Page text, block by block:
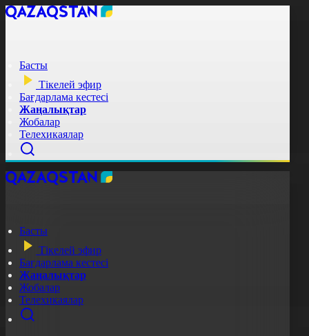
Басты
Тікелей эфир
Бағдарлама кестесі
Жаңалықтар
Жобалар
Телехикаялар
Басты
Тікелей эфир
Бағдарлама кестесі
Жаңалықтар
Жобалар
Телехикаялар